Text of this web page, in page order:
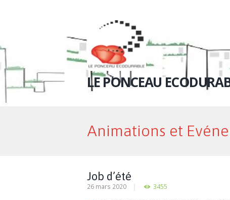
LE PONCEAU
Animations et
Job d’été
26 mars 2020 3455